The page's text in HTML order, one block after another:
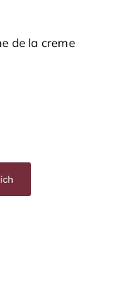
de la creme